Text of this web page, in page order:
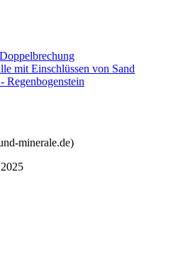
mit Einschlüssen von Sand
Regenbogenstein
minerale.de)